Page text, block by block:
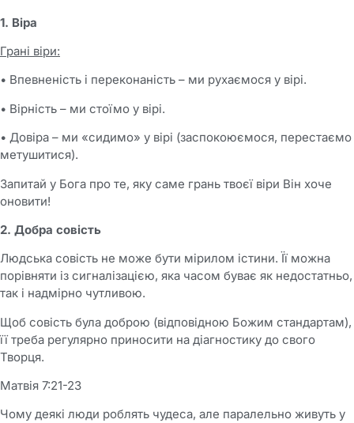
1. Віра
Грані віри:
• Впевненість і переконаність – ми рухаємося у вірі.
• Вірність – ми стоїмо у вірі.
• Довіра – ми «сидимо» у вірі (заспокоюємося, перестаємо
метушитися).
Запитай у Бога про те, яку саме грань твоєї віри Він хоче
оновити!
2. Добра совість
Людська совість не може бути мірилом істини. Її можна
порівняти із сигналізацією, яка часом буває як недостатньо,
так і надмірно чутливою.
Щоб совість була доброю (відповідною Божим стандартам),
її треба регулярно приносити на діагностику до свого
Творця.
Матвія 7:21-23
Чому деякі люди роблять чудеса, але паралельно живуть у